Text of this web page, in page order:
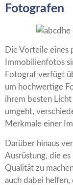
Fotografen
Die Vorteile eines
Immobilienfotos
Fotograf verfügt
um hochwertige
ihrem besten
umgeht,
Merkmale einer
Darüber hinaus
Ausrüstung, die
Qualität zu
auch dabei